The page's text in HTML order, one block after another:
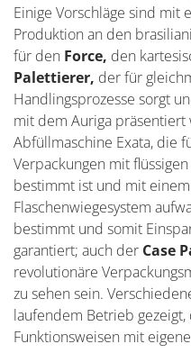
Einige Vorschläge sind mit
Produktion an den
für den Force, den
Palettierer, der für
Handlingsprozesse sorgt
mit dem Auriga
Abfüllmaschine Exata, die
Verpackungen mit
bestimmt ist und mit
Flaschenwiegesystem
bestimmt und somit
garantiert; auch der Case
revolutionäre
zu sehen sein.
laufendem Betrieb
Funktionsweisen mit